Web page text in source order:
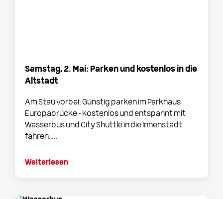
Samstag, 2. Mai: Parken und kostenlos in die
Altstadt
Am Stau vorbei: Günstig parken im Parkhaus
Europabrücke - kostenlos und entspannt mit
Wasserbus und City Shuttle in die Innenstadt
fahren. ...
Weiterlesen